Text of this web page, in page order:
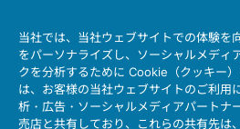
会社情報 サステナビリティ IR情報 採用
製品情報新着一覧
サイトマップ お問い
当社では、当社ウェブサイトでの体験を
をパーソナライズし、ソーシャルメディ
クを分析するために Cookie（クッキー
は、お客様の当社ウェブサイトのご利用
析・広告・ソーシャルメディアパートナ
売店と共有しており、これらの共有先は